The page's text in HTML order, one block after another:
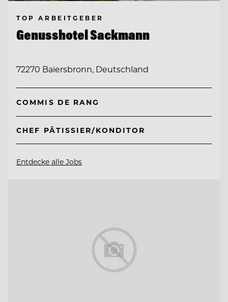
TOP ARBEITGEBER
Genusshotel Sackmann
72270 Baiersbronn, Deutschland
COMMIS DE RANG
CHEF PÂTISSIER/KONDITOR
Entdecke alle Jobs